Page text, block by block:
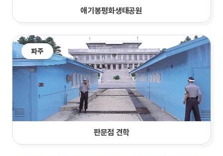
애기봉평화생태공원
파주
판문점 견학